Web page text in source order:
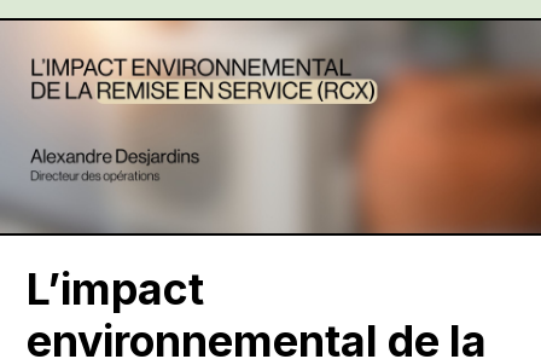
L’impact
environnemental de la